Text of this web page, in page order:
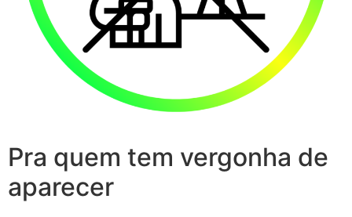
Pra quem tem vergonha de
aparecer